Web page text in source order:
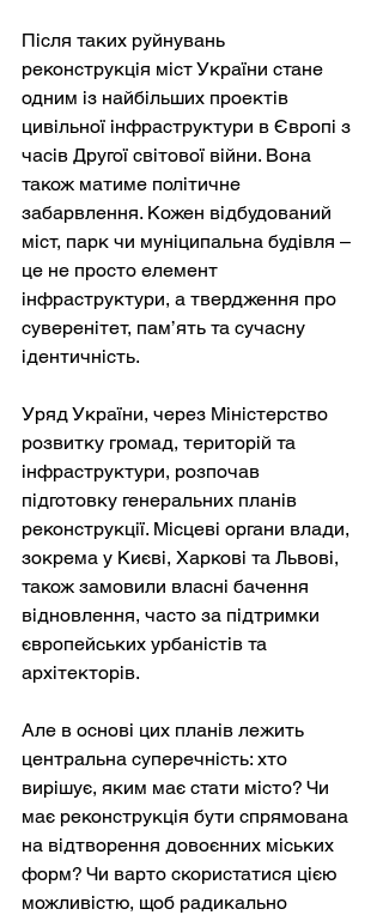
Після таких руйнувань
реконструкція міст України стане
одним із найбільших проектів
цивільної інфраструктури в Європі з
часів Другої світової війни. Вона
також матиме політичне
забарвлення. Кожен відбудований
міст, парк чи муніципальна будівля –
це не просто елемент
інфраструктури, а твердження про
суверенітет, пам’ять та сучасну
ідентичність.
Уряд України, через Міністерство
розвитку громад, територій та
інфраструктури, розпочав
підготовку генеральних планів
реконструкції. Місцеві органи влади,
зокрема у Києві, Харкові та Львові,
також замовили власні бачення
відновлення, часто за підтримки
європейських урбаністів та
архітекторів.
Але в основі цих планів лежить
центральна суперечність: хто
вирішує, яким має стати місто? Чи
має реконструкція бути спрямована
на відтворення довоєнних міських
форм? Чи варто скористатися цією
можливістю, щоб радикально